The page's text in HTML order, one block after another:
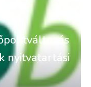
nyitvatartási